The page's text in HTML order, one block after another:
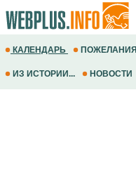
КАЛЕНДАРЬ ПОЖЕЛАНИЯ
ИЗ ИСТОРИИ... НОВОСТИ